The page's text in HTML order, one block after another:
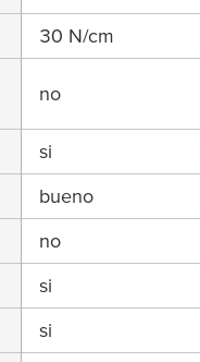
30 N/cm
no
si
bueno
no
si
si